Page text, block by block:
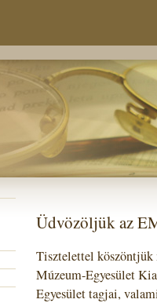
Üdvözöljük az
Tisztelettel köszöntjük
Múzeum-Egyesület
Egyesület tagjai,